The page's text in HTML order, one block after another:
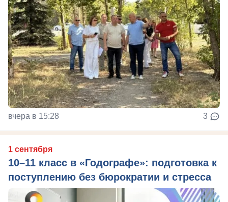
вчера в 15:28 3
1 сентября
10–11 класс в «Годографе»: подготовка к
поступлению без бюрократии и стресса